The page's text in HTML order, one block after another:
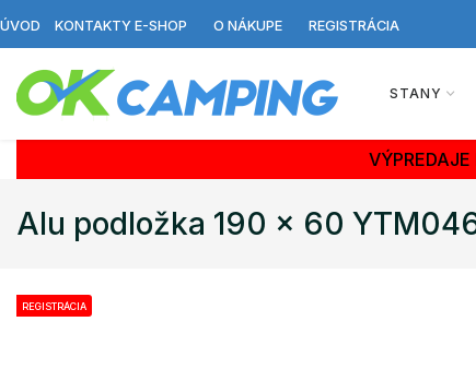
ÚVOD KONTAKTY E-SHOP O NÁKUPE REGISTRÁCIA
STANY
Alu podložka 190 x 60
REGISTRÁCIA